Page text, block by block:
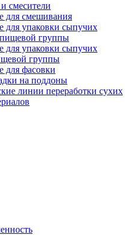
смесители
для смешивания
для упаковки сыпучих
группы
для упаковки сыпучих
группы
для фасовки
на поддоны
линии переработки сухих